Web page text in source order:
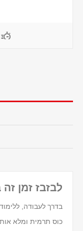
לבזבז זמן
בדרך לעבודה,
כוס תרמית ומלא